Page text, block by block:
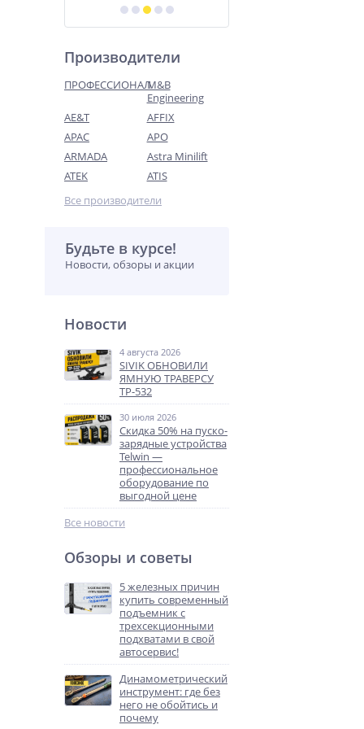
Производители
ПРОФЕССИОНАЛM&B
Engineering
AE&T
AFFIX
APAC
APO
ARMADA
Astra Minilift
ATEK
ATIS
Все производители
Будьте в курсе!
Новости, обзоры и акции
Новости
4 августа 2026
SIVIK ОБНОВИЛИ
ЯМНУЮ ТРАВЕРСУ
ТР-532
30 июля 2026
Скидка 50% на пуско-
зарядные устройства
Telwin —
профессиональное
оборудование по
выгодной цене
Все новости
Обзоры и советы
5 железных причин
купить современный
подъемник с
трехсекционными
подхватами в свой
автосервис!
Динамометрический
инструмент: где без
него не обойтись и
почему